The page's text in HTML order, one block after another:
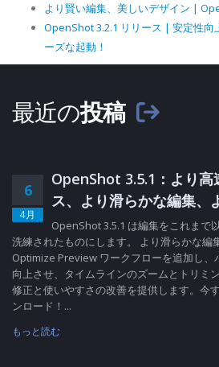
より賢い編集、美しいデザイン |
OpenShot 3.2.1 リリース | 安定性向
ーズな起動！
最近の投稿
6
4月
OpenShot 3.5.1：より高
ス、より滑らかな編集、
OpenShot 3.5.1 は編集をこれまで
洗練されたものにします。 より滑らかな編
Optimize Preview ワークフローを追加し、
向上させ、タイムラインのズームとトリミ
修正と使いやすさの改善を提供します。今
ンロード！...
もっと読む